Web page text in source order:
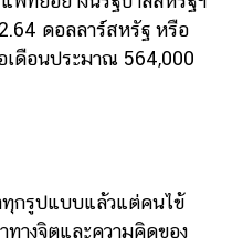
ดอลลาร์สหรัฐ หรือ
เดือนประมาณ 564,000
ปแบบแล้วแต่คนไข้
างจิตและความคิดของ